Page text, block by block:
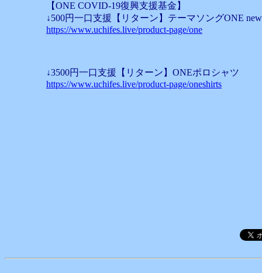
【ONE COVID-19復興支援基金】
↓500円一口支援【リターン】テーマソングONE
https://www.uchifes.live/product-page/one
↓3500円一口支援【リターン】ONEポロシャツ
https://www.uchifes.live/product-page/oneshirts